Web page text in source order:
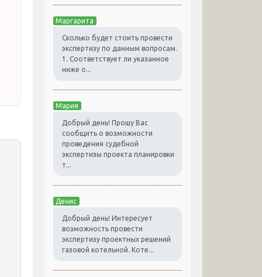
Маргарита
Сколько будет стоить провести
экспертизу по данным вопросам.
1. Соответствует ли указанное
ниже о...
Мария
Добрый день! Прошу Вас
сообщить о возможности
проведения судебной
экспертизы проекта планировки
т...
Денис
Добрый день! Интересует
возможность провести
экспертизу проектных решений
газовой котельной. Коте...